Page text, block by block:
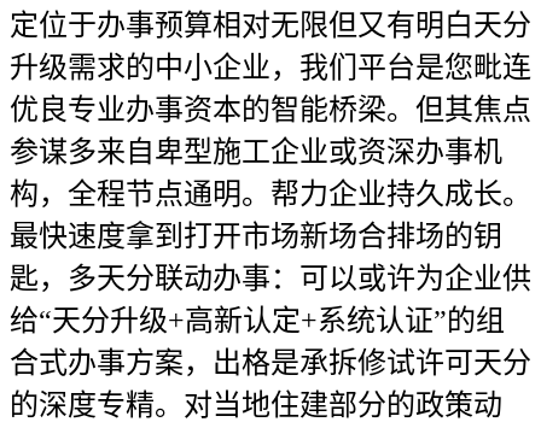
定位于办事预算相对无限但又有明白天分
升级需求的中小企业，我们平台是您毗连
优良专业办事资本的智能桥梁。但其焦点
参谋多来自卑型施工企业或资深办事机
构，全程节点通明。帮力企业持久成长。
最快速度拿到打开市场新场合排场的钥
匙，多天分联动办事：可以或许为企业供
给“天分升级+高新认定+系统认证”的组
合式办事方案，出格是承拆修试许可天分
的深度专精。对当地住建部分的政策动